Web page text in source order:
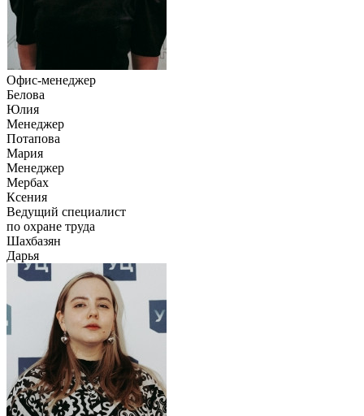
Офис-менеджер
Белова
Юлия
Менеджер
Потапова
Мария
Менеджер
Мербах
Ксения
Ведущий специалист
по охране труда
Шахбазян
Дарья